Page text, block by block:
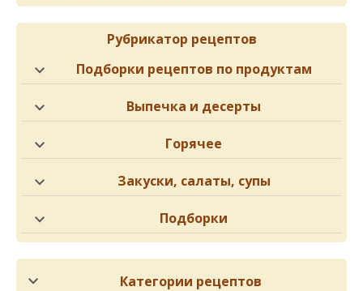
Рубрикатор рецептов
Подборки рецептов по продуктам
Выпечка и десерты
Горячее
Закуски, салаты, супы
Подборки
Категории рецептов